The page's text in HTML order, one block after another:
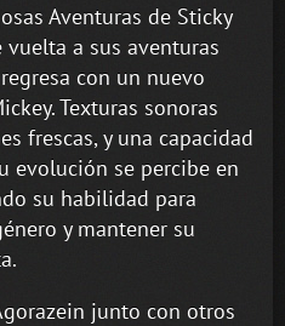
Aventuras de Sticky
vuelta a sus aventuras
con un nuevo
Texturas sonoras
frescas, y una capacidad
evolución se percibe en
su habilidad para
y mantener su
junto con otros